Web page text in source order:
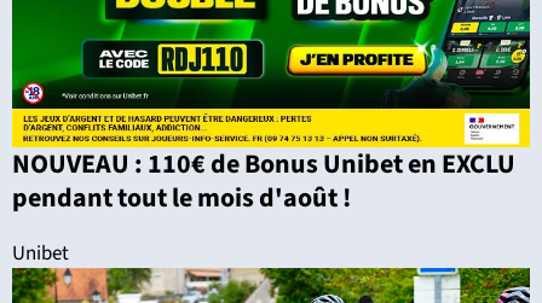
NOUVEAU : 110€ de Bonus Unibet en EXCLU
pendant tout le mois d'août !
Unibet